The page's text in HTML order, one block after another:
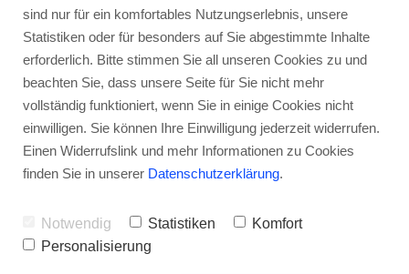
Was ist Employer
Branding?
Employer Branding ist ein Begriff, der
sind nur für ein komfortables Nutzungserlebnis, unsere
Statistiken oder für besonders auf Sie abgestimmte Inhalte
erforderlich. Bitte stimmen Sie all unseren Cookies zu und
beachten Sie, dass unsere Seite für Sie nicht mehr
vollständig funktioniert, wenn Sie in einige Cookies nicht
einwilligen. Sie können Ihre Einwilligung jederzeit widerrufen.
Einen Widerrufslink und mehr Informationen zu Cookies
finden Sie in unserer Datenschutzerklärung.
Notwendig Statistiken
Komfort
Personalisierung